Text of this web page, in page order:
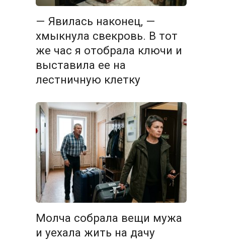
— Явилась наконец, —
хмыкнула свекровь. В тот
же час я отобрала ключи и
выставила ее на
лестничную клетку
Молча собрала вещи мужа
и уехала жить на дачу